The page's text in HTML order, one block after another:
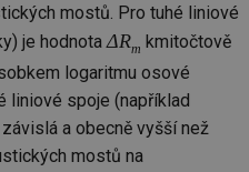
mostů. Pro tuhé liniové
je hodnota ΔRm kmitočtově
logaritmu osové
liniové spoje (například
a obecně vyšší než
mostů na
Provider
Doména
Vyprší
.forum.tzb-
info.cz
Zavřením
prohlížeče
.forum.tzb-
info.cz